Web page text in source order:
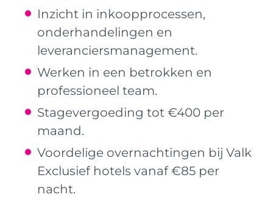
Inzicht in inkoopprocessen,
onderhandelingen en
leveranciersmanagement.
Werken in een betrokken en
professioneel team.
Stagevergoeding tot €400 per
maand.
Voordelige overnachtingen bij Valk
Exclusief hotels vanaf €85 per
nacht.